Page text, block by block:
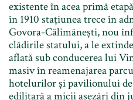
existente în acea primă
în 1910 stațiunea trece în
Govora-Călimănești, nou
clădirile statului, a le
aflată sub conducerea lui
masiv în reamenajarea
hotelurilor și pavilionului
edilitară a micii așezări din